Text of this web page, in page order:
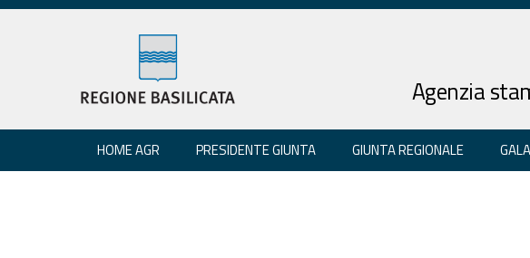
Agenzia
HOME AGR PRESIDENTE GIUNTA GIUNTA REGIONALE